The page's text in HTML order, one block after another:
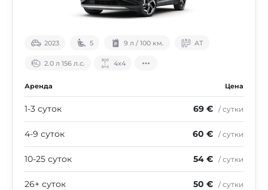
2023 5 9 л / 100 км. АТ
2.0 л 156 л.с. 4х4
Аренда Цена
1-3 суток 69 € / сутки
4-9 суток 60 € / сутки
10-25 суток 54 € / сутки
26+ суток 50 € / сутки